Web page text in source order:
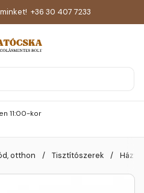
+36 30 407 7233
11:00-kor
otthon / Tisztítószerek /